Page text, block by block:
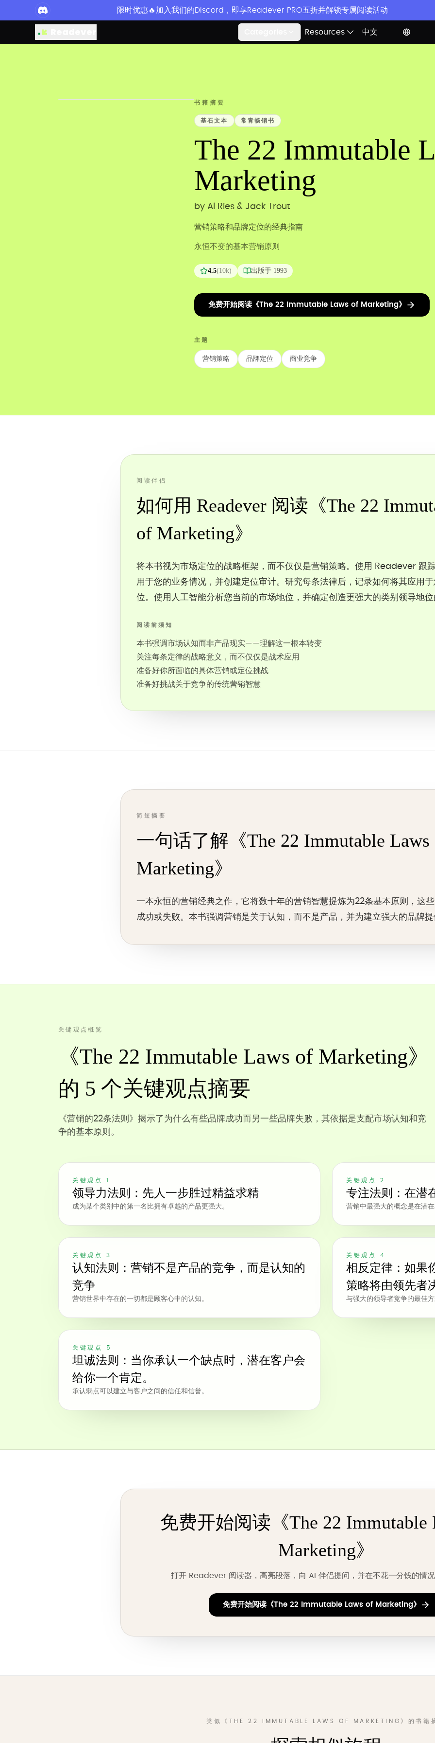
限时优惠🔥加入我们的Discord，即享Readever PRO五折并解锁专属阅读活动
Resources 中文
书籍摘要
基石文本 常青畅销书
The 22 Immutable
Marketing
by Al Ries & Jack Trout
营销策略和品牌定位的经典指南
永恒不变的基本营销原则
4.5(10k) 出版于 1993
免费开始阅读《The 22 Immutable Laws of Marketing》
主题
营销策略 品牌定位 商业竞争
阅读伴侣
如何用 Readever 阅读《The 22
of Marketing》
将本书视为市场定位的战略框架，而不仅仅是营销策略。使用 Readever 跟
用于您的业务情况，并创建定位审计。研究每条法律后，记录如何将其应用
位。使用人工智能分析您当前的市场地位，并确定创造更强大的类别领导地
阅读前须知
本书强调市场认知而非产品现实——理解这一根本转变
关注每条定律的战略意义，而不仅仅是战术应用
准备好你所面临的具体营销或定位挑战
准备好挑战关于竞争的传统营销智慧
简短摘要
一句话了解《The 22 Immutable Laws
Marketing》
一本永恒的营销经典之作，它将数十年的营销智慧提炼为22条基本原则，这
成功或失败。本书强调营销是关于认知，而不是产品，并为建立强大的品牌
关键观点概览
《The 22 Immutable Laws of Marketing》
的 5 个关键观点摘要
《营销的22条法则》揭示了为什么有些品牌成功而另一些品牌失败，其依据是支配市场认知和竞
争的基本原则。
关键观点 1
领导力法则：先人一步胜过精益求精
成为某个类别中的第一名比拥有卓越的产品更强大。
关键观点 2
专注法则：在潜
营销中最强大的概念是在潜
关键观点 3
认知法则：营销不是产品的竞争，而是认知的
竞争
营销世界中存在的一切都是顾客心中的认知。
关键观点 4
相反定律：如果
策略将由领先者
与强大的领导者竞争的最佳
关键观点 5
坦诚法则：当你承认一个缺点时，潜在客户会
给你一个肯定。
承认弱点可以建立与客户之间的信任和信誉。
免费开始阅读《The 22 Immutable
Marketing》
打开 Readever 阅读器，高亮段落，向 AI 伴侣提问，并在不花一分钱的情
免费开始阅读《The 22 Immutable Laws of Marketing》
类似《THE 22 IMMUTABLE LAWS OF MARKETING》的书籍